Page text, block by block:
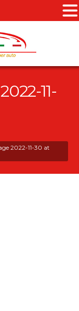
11-
2022-11-30 at